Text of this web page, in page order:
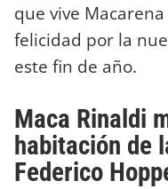
que vive
felicidad por la
este fin de año.
Maca Rinaldi
habitación de
Federico